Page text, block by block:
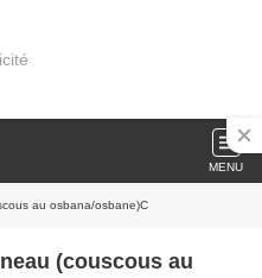
MENU
au osbana/osbane)C
(couscous au